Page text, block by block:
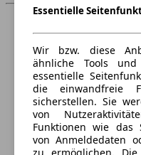
Essentielle
Wir bzw. diese
ähnliche Tools
essentielle
die einwandfreie
sicherstellen. Sie
von
Funktionen wie das
von Anmeldedaten